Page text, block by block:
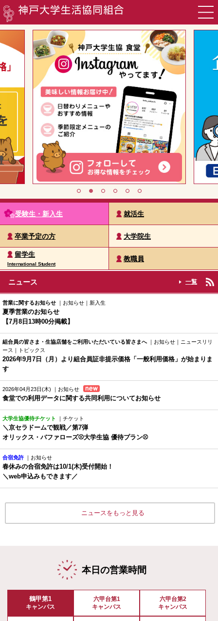
書籍・印刷・TOEIC申込
旅行・教習所・住まい・袴・その他サービス
営業時間・店舗案内
生協でできること
お問い合わせ
▸English
受験生・新入生 就活生
卒業予定の方 大学院生
留学生
International Student
教職員
ニュース 一覧
営業に関するお知らせ ｜お知らせ｜新入生
夏季営業のお知らせ
【7月8日13時00分掲載】
組合員の皆さま・生協店舗をご利用いただいている皆さまへ
｜お知らせ｜ニュースリリ
ース｜トピックス
2026年9月7日（月）より組合員証非提示価格「一般利用価格」が始まりま
す
2026年04月23日(木) ｜お知らせ
食堂での利用データに関する共同利用についてお知らせ
大学生協優待チケット ｜チケット
＼京セラドームで観戦／第7弾
オリックス・バファローズ⚾大学生協 優待プラン⚾
合宿免許 ｜お知らせ
春休みの合宿免許は10/1(木)受付開始！
＼web申込みもできます／
ニュースをもっと見る
本日の営業時間
鶴甲第1
キャンパス
六甲台第1
キャンパス
六甲台第2
キャンパス